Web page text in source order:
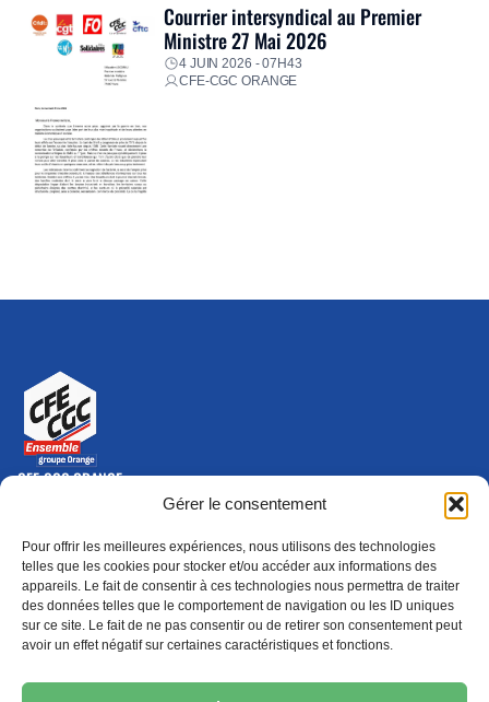
Gérer le consentement
Pour offrir les meilleures expériences, nous utilisons des technologies
telles que les cookies pour stocker et/ou accéder aux informations des
appareils. Le fait de consentir à ces technologies nous permettra de traiter
des données telles que le comportement de navigation ou les ID uniques
sur ce site. Le fait de ne pas consentir ou de retirer son consentement peut
avoir un effet négatif sur certaines caractéristiques et fonctions.
Courrier intersyndical au Premier
Ministre 27 Mai 2026
4 JUIN 2026 - 07H43
CFE-CGC ORANGE
CFE-CGC ORANGE
10-12 rue Saint Amand, 75015 Paris Cedex 15
Nous contacter
01 46 79 28 74
S'ABONNER(NOUVELLE FENÊTRE)
ADHÉRER
Épargne
(nouvelle fenêtre) Formation
(nouvelle fenêtre)